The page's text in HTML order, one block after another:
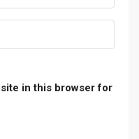
in this browser for